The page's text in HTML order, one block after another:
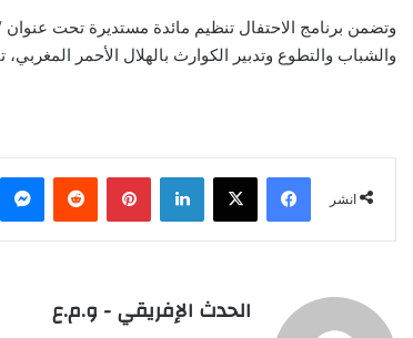
وتضمن برنامج الاحتفال تنظيم مائدة مستديرة تحت
والشباب والتطوع وتدبير الكوارث بالهلال الأحمر
انشر
Facebook
X
LinkedIn
Pinterest
Reddit
الحدث الإفريقي - و.م.ع